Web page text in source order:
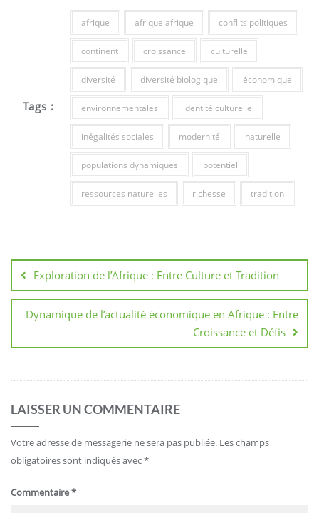
Tags :
afrique afrique afrique conflits politiques
continent croissance culturelle
diversité diversité biologique économique
environnementales identité culturelle
inégalités sociales modernité naturelle
populations dynamiques potentiel
ressources naturelles richesse tradition
de
l’article
Exploration de l’Afrique : Entre Culture et Tradition
Dynamique de l’actualité économique en Afrique : Entre
Croissance et Défis
LAISSER UN COMMENTAIRE
Votre adresse de messagerie ne sera pas publiée. Les champs
obligatoires sont indiqués avec*
Commentaire*